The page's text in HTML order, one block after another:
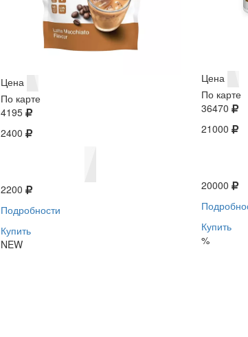
Цена
По карте
4195
2400
2200
Подробности
Купить
NEW
Цена
По карте
36470
21000
20000
Купить
%